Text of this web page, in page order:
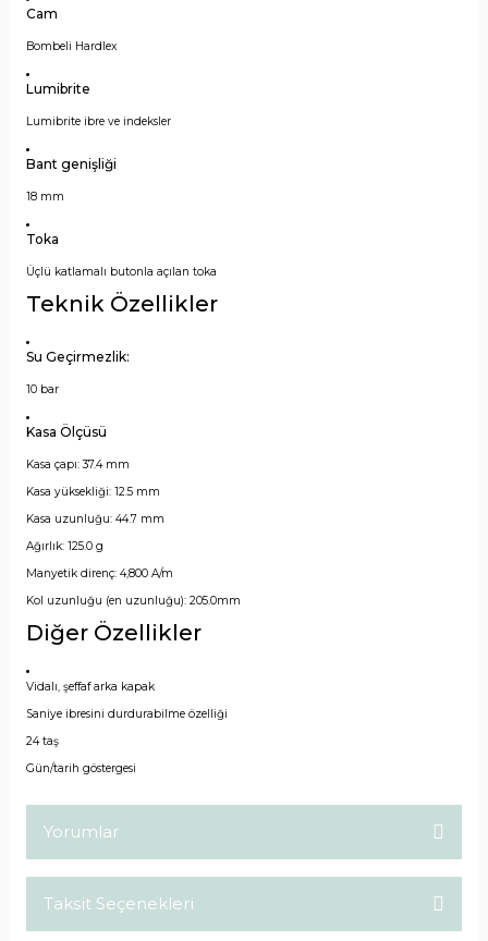
Cam
Bombeli Hardlex
Lumibrite
Lumibrite ibre ve indeksler
Bant genişliği
18 mm
Toka
Üçlü katlamalı butonla açılan toka
Teknik Özellikler
Su Geçirmezlik:
10 bar
Kasa Ölçüsü
Kasa çapı: 37.4 mm
Kasa yüksekliği: 12.5 mm
Kasa uzunluğu: 44.7 mm
Ağırlık: 125.0 g
Manyetik direnç: 4,800 A/m
Kol uzunluğu (en uzunluğu): 205.0mm
Diğer Özellikler
Vidalı, şeffaf arka kapak
Saniye ibresini durdurabilme özelliği
24 taş
Gün/tarih göstergesi
Yorumlar
Taksit Seçenekleri